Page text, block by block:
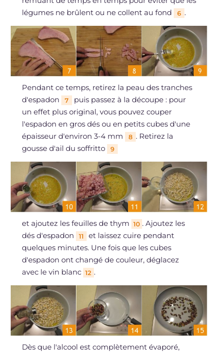
légumes ne brûlent ou ne collent au fond
6 .
Pendant ce temps, retirez la peau des tranches
d'espadon
7
puis passez à la découpe : pour
un effet plus original, vous pouvez couper
l'espadon en gros dés ou en petits cubes d'une
épaisseur d'environ 3-4 mm
8 . Retirez la
gousse d'ail du soffritto
9
et ajoutez les feuilles de thym 10 . Ajoutez les
dés d'espadon
11
et laissez cuire pendant
quelques minutes. Une fois que les cubes
d'espadon ont changé de couleur, déglacez
avec le vin blanc 12 .
Dès que l'alcool est complètement évaporé,